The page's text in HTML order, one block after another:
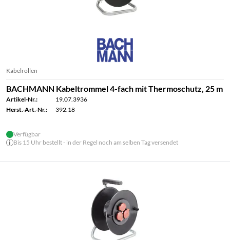
Kabelrollen
BACHMANN Kabeltrommel 4-fach mit Thermoschutz, 25 m
Artikel-Nr.:
19.07.3936
Herst.-Art.-Nr.:
392.18
Verfügbar
Bis 15 Uhr bestellt - in der Regel noch am selben Tag versendet